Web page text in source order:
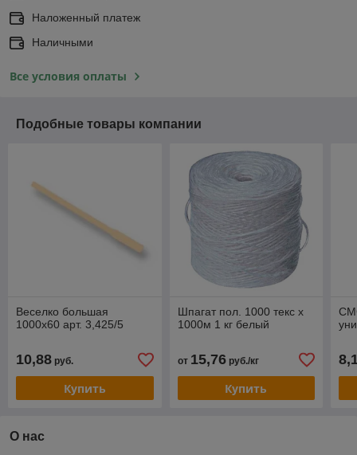
Наложенный платеж
Наличными
Все условия оплаты
Подобные товары компании
Веселко большая
1000х60 арт. 3,425/5
10,88 руб.
Купить
Шпагат пол. 1000 текс х
1000м 1 кг белый
от 15,76руб./кг
Купить
О нас